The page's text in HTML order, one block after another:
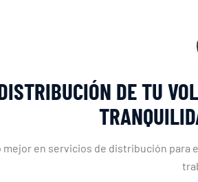
DE TU
en servicios de distribución para